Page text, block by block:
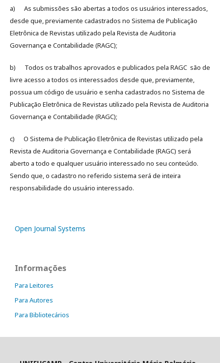
a) As submissões são abertas a todos os usuários interessados,
desde que, previamente cadastrados no Sistema de Publicação
Eletrônica de Revistas utilizado pela Revista de Auditoria
Governança e Contabilidade (RAGC);
b) Todos os trabalhos aprovados e publicados pela RAGC são de
livre acesso a todos os interessados desde que, previamente,
possua um código de usuário e senha cadastrados no Sistema de
Publicação Eletrônica de Revistas utilizado pela Revista de Auditoria
Governança e Contabilidade (RAGC);
c) O Sistema de Publicação Eletrônica de Revistas utilizado pela
Revista de Auditoria Governança e Contabilidade (RAGC) será
aberto a todo e qualquer usuário interessado no seu conteúdo.
Sendo que, o cadastro no referido sistema será de inteira
responsabilidade do usuário interessado.
Open Journal Systems
Informações
Para Leitores
Para Autores
Para Bibliotecários